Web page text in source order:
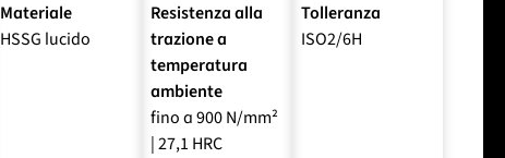
Materiale
HSSG lucido
Resistenza alla
trazione a
temperatura
ambiente
fino a 900 N/mm²
| 27,1 HRC
Tolleranza
ISO2/6H